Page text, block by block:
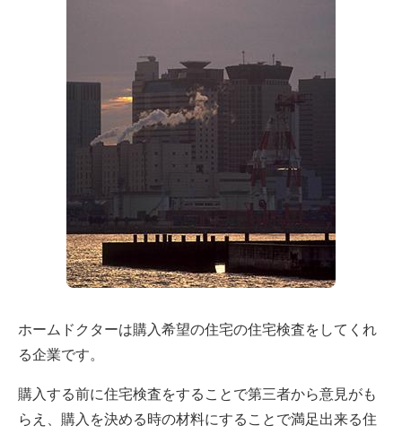
ホームドクターは購入希望の住宅の住宅検査をしてくれ
る企業です。
購入する前に住宅検査をすることで第三者から意見がも
らえ、購入を決める時の材料にすることで満足出来る住